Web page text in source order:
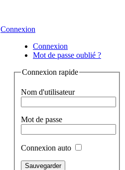
Connexion
Connexion
Mot de passe oublié ?
Connexion rapide
Nom d'utilisateur
Mot de passe
Connexion auto